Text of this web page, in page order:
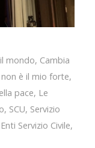
mondo, Cambia
non è il mio forte,
pace, Le
, SCU, Servizio
Servizio Civile,